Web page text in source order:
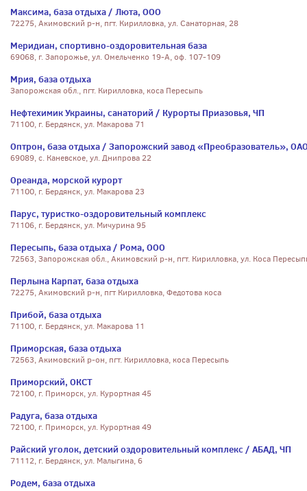
Максима, база отдыха / Люта, ООО
72275, Акимовский р-н, пгт. Кирилловка, ул. Санаторная, 28
Меридиан, спортивно-оздоровительная база
69068, г. Запорожье, ул. Омельченко 19-А, оф. 107-109
Мрия, база отдыха
Запорожская обл., пгт. Кирилловка, коса Пересыпь
Нефтехимик Украины, санаторий / Курорты Приазовья, ЧП
71100, г. Бердянск, ул. Макарова 71
Оптрон, база отдыха / Запорожский завод «Преобразователь»,
69089, с. Каневское, ул. Днипрова 22
Ореанда, морской курорт
71100, г. Бердянск, ул. Макарова 23
Парус, туристко-оздоровительный комплекс
71106, г. Бердянск, ул. Мичурина 95
Пересыпь, база отдыха / Рома, ООО
72563, Запорожская обл., Акимовский р-н, пгт. Кирилловка, ул. Коса
Перлына Карпат, база отдыха
72275, Акимовский р-н, пгт Кирилловка, Федотова коса
Прибой, база отдыха
71100, г. Бердянск, ул. Макарова 11
Приморская, база отдыха
72563, Акимовский р-он, пгт. Кирилловка, коса Пересыпь
Приморский, ОКСТ
72100, г. Приморск, ул. Курортная 45
Радуга, база отдыха
72100, г. Приморск, ул. Курортная 49
Райский уголок, детский оздоровительный комплекс / АБАД, ЧП
71112, г. Бердянск, ул. Малыгина, 6
Родем, база отдыха